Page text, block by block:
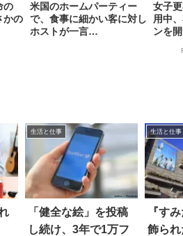
の
かの
米国のホームパーティー
で、食事に細かい客に対し
ホストが一言…
女子
用中
ンを
生活と仕事
「健全な絵」を投稿
し続け、3年で1万フ
生活と仕事
『す
飾ら